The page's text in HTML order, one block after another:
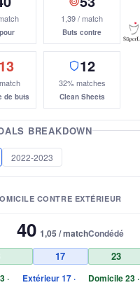
1,39 / match
Buts contre
de buts
12
32% matches
Clean Sheets
BREAKDOWN
2022-2023
CONTRE EXTÉRIEUR
40 1,05 / match
17
·
Extérieur 17 ·
Condédé
23
Domicile 23 ·